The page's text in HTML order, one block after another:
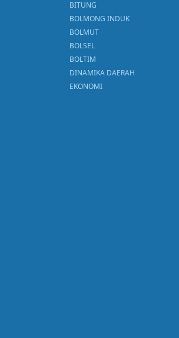
BITUNG
BOLMONG INDUK
BOLMUT
BOLSEL
BOLTIM
DINAMIKA DAERAH
EKONOMI